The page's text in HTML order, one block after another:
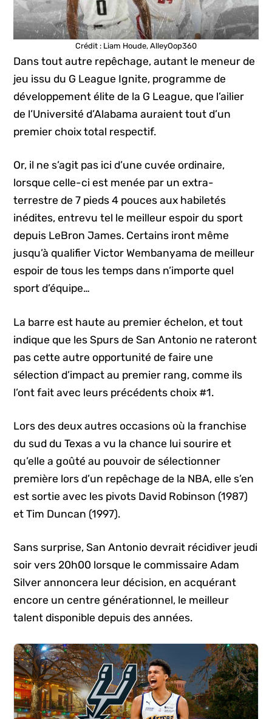
Crédit : Liam Houde, AlleyOop360
Dans tout autre repêchage, autant le meneur de
jeu issu du G League Ignite, programme de
développement élite de la G League, que l’ailier
de l’Université d’Alabama auraient tout d’un
premier choix total respectif.
Or, il ne s’agit pas ici d’une cuvée ordinaire,
lorsque celle-ci est menée par un extra-
terrestre de 7 pieds 4 pouces aux habiletés
inédites, entrevu tel le meilleur espoir du sport
depuis LeBron James. Certains iront même
jusqu’à qualifier Victor Wembanyama de meilleur
espoir de tous les temps dans n’importe quel
sport d’équipe…
La barre est haute au premier échelon, et tout
indique que les Spurs de San Antonio ne rateront
pas cette autre opportunité de faire une
sélection d’impact au premier rang, comme ils
l’ont fait avec leurs précédents choix #1.
Lors des deux autres occasions où la franchise
du sud du Texas a vu la chance lui sourire et
qu’elle a goûté au pouvoir de sélectionner
première lors d’un repêchage de la NBA, elle s’en
est sortie avec les pivots David Robinson (1987)
et Tim Duncan (1997).
Sans surprise, San Antonio devrait récidiver jeudi
soir vers 20h00 lorsque le commissaire Adam
Silver annoncera leur décision, en acquérant
encore un centre générationnel, le meilleur
talent disponible depuis des années.